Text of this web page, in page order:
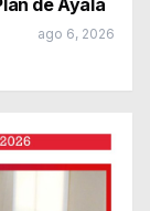
de Ayala
ago 6, 2026